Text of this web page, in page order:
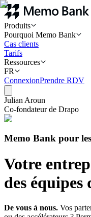
Produits
Pourquoi Memo Bank
Cas clients
Tarifs
Ressources
FR
ConnexionPrendre RDV
Julian Aroun
Co-fondateur de Drapo
Memo Bank pour
Votre
des
De vous à nous. Vos